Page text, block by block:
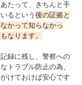
たって、きちんと手
るという後の証拠と
かって知らなかっ
なります。
録に残し、警察への
トラブル防止の為、
けておけば安心です